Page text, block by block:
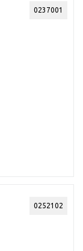
0237001
0252102